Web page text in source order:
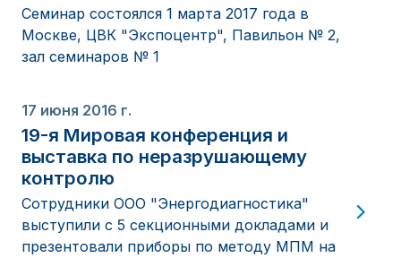
Семинар состоялся 1 марта 2017 года в
Москве, ЦВК "Экспоцентр", Павильон № 2,
зал семинаров № 1
17 июня 2016 г.
19-я Мировая конференция и
выставка по неразрушающему
контролю
Сотрудники ООО "Энергодиагностика"
выступили с 5 секционными докладами и
презентовали приборы по методу МПМ на